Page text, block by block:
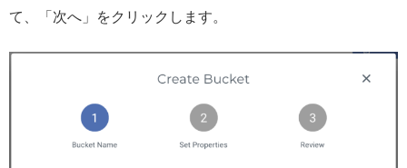
て、「次へ」をクリックします。